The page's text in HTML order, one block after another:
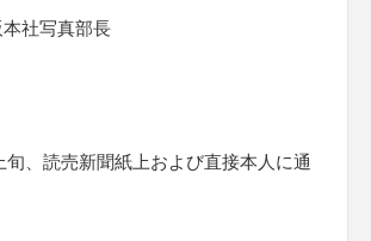
社写真部長
旬、読売新聞紙上および直接本人に通